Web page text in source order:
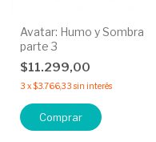
Avatar: Humo y Sombra
parte 3
$11.299,00
3 x$3.766,33 sin interés